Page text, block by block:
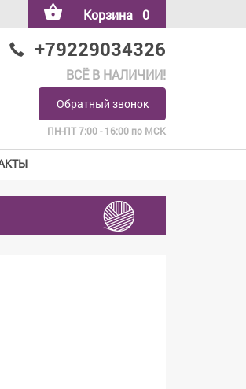
Корзина 0
+79229034326
ВСЁ В НАЛИЧИИ!
Обратный звонок
ПН-ПТ 7:00 - 16:00 по МСК